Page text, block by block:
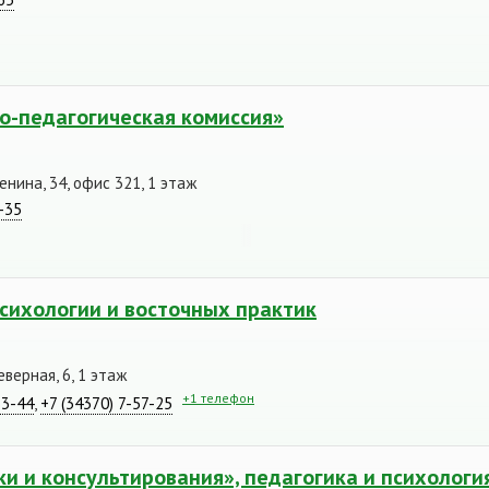
педагогическая комиссия»
34, офис 321, 1 этаж
35
и восточных практик
6, 1 этаж
44, +7 (34370) 7-57-25 +1 телефон
и консультирования», педагогика и